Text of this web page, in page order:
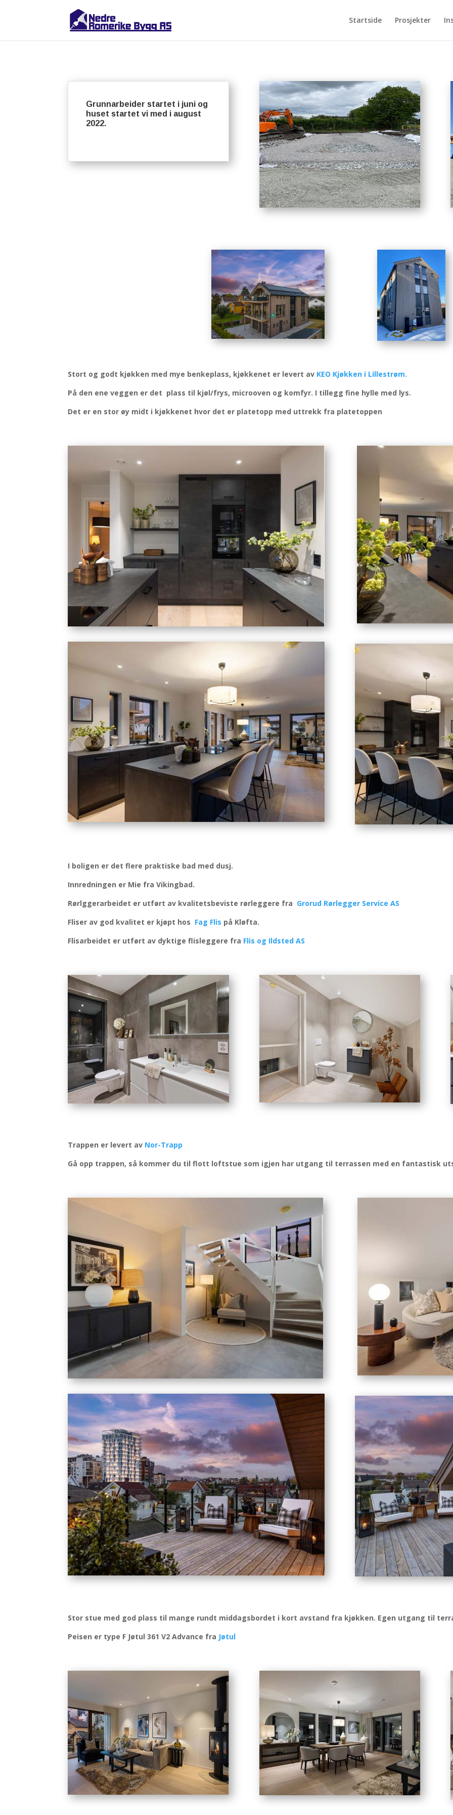
Startside Prosjekter
Grunnarbeider startet i juni og
huset startet vi med i august
2022.
Stort og godt kjøkken med mye benkeplass, kjøkkenet er levert av KEO Kjøkken i Lillestrøm.
På den ene veggen er det plass til kjøl/frys, microoven og komfyr. I tillegg fine hylle med lys.
Det er en stor øy midt i kjøkkenet hvor det er platetopp med uttrekk fra platetoppen
I boligen er det flere praktiske bad med dusj.
Innredningen er Mie fra Vikingbad.
Rørlggerarbeidet er utført av kvalitetsbeviste rørleggere fra Grorud Rørlegger Service AS
Fliser av god kvalitet er kjøpt hos Fag Flis på Kløfta.
Flisarbeidet er utført av dyktige flisleggere fra Flis og Ildsted AS
Trappen er levert av Nor-Trapp
Gå opp trappen, så kommer du til flott loftstue som igjen har utgang til terrassen med en fantastisk
Stor stue med god plass til mange rundt middagsbordet i kort avstand fra kjøkken. Egen utgang til
Peisen er type F Jøtul 361 V2 Advance fra Jøtul